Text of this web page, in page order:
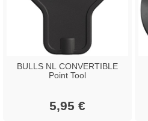
BULLS NL CONVERTIBLE
Point Tool
5,95 €